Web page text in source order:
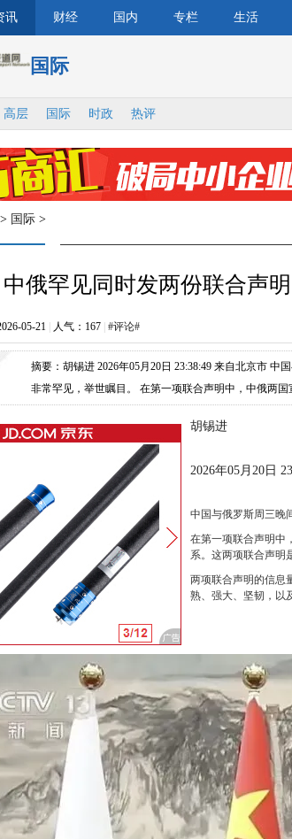
讯 财经 国内 专栏 生活
国际
高层 国际 时政 热评
> 国际 >
俄罕见同时发两份联合声
05-21 人气： 167 #评论#
摘要：胡锡进 2026年05月20日 23:38:49 来自北京市
非常罕见，举世瞩目。 在第一项联合声明中，中俄两
胡锡进
2026年05月20日
中国与俄罗斯周三晚
在第一项联合声明中
系。这两项联合声明
两项联合声明的信息
熟、强大、坚韧，以